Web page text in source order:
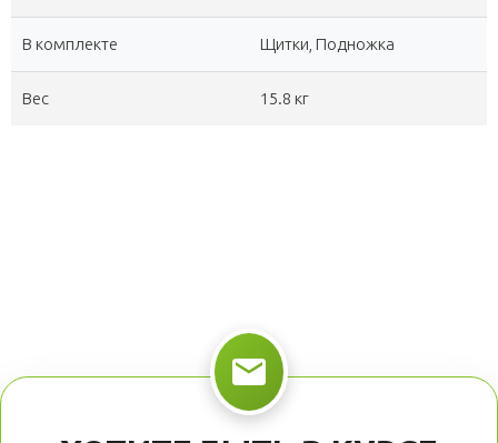
В комплекте Щитки, Подножка
Вес 15.8 кг